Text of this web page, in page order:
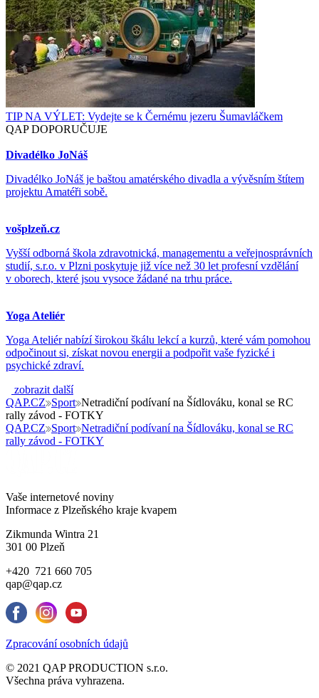
TIP NA VÝLET: Vydejte se k Černému jezeru Šumavláčkem
QAP DOPORUČUJE
Divadélko JoNáš
Divadélko JoNáš je baštou amatérského divadla a vývěsním štítem
projektu Amatéři sobě.
vošplzeň.cz
Vyšší odborná škola zdravotnická, managementu a veřejnosprávních
studií, s.r.o. v Plzni poskytuje již více než 30 let profesní vzdělání
v oborech, které jsou vysoce žádané na trhu práce.
Yoga Ateliér
Yoga Ateliér nabízí širokou škálu lekcí a kurzů, které vám pomohou
odpočinout si, získat novou energii a podpořit vaše fyzické i
psychické zdraví.
zobrazit další
QAP.CZ Sport Netradiční podívaní na Šídlováku, konal se RC
rally závod - FOTKY
QAP.CZ Sport Netradiční podívaní na Šídlováku, konal se RC
rally závod - FOTKY
Vaše internetové noviny
Informace z Plzeňského kraje kvapem
Zikmunda Wintra 21
301 00 Plzeň
+420 721 660 705
qap@qap.cz
Zpracování osobních údajů
© 2021 QAP PRODUCTION s.r.o.
Všechna práva vyhrazena.